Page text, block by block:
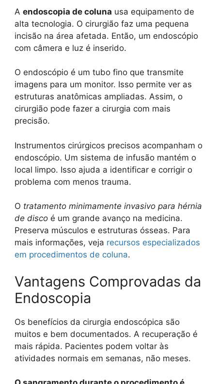
A endoscopia de coluna usa equipamento de
alta tecnologia. O cirurgião faz uma pequena
incisão na área afetada. Então, um endoscópio
com câmera e luz é inserido.
O endoscópio é um tubo fino que transmite
imagens para um monitor. Isso permite ver as
estruturas anatômicas ampliadas. Assim, o
cirurgião pode fazer a cirurgia com mais
precisão.
Instrumentos cirúrgicos precisos acompanham o
endoscópio. Um sistema de infusão mantém o
local limpo. Isso ajuda a identificar e corrigir o
problema com menos trauma.
O tratamento minimamente invasivo para hérnia
de disco é um grande avanço na medicina.
Preserva músculos e estruturas ósseas. Para
mais informações, veja recursos especializados
em procedimentos de coluna.
Vantagens Comprovadas da
Endoscopia
Os benefícios da cirurgia endoscópica são
muitos e bem documentados. A recuperação é
mais rápida. Pacientes podem voltar às
atividades normais em semanas, não meses.